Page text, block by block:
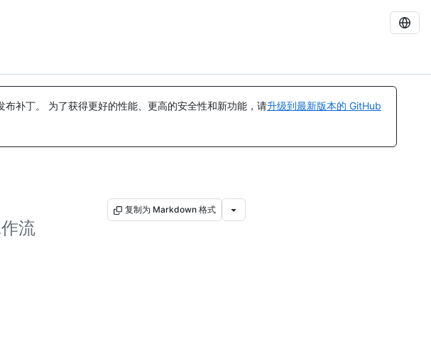
布补丁。 为了获得更好的性能、更高的安全性和新功能，请升级到最新版本的 GitHub
流
复制为 Markdown 格式